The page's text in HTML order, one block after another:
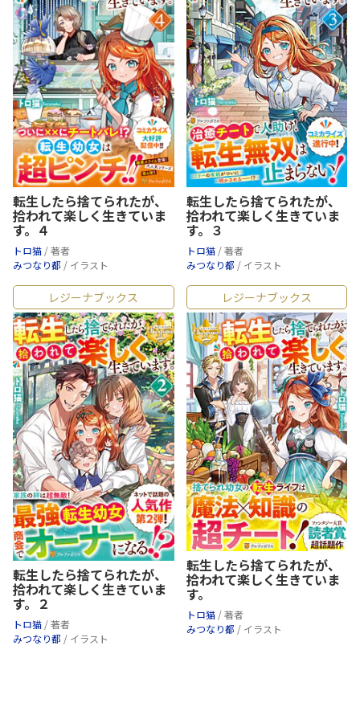
転生したら捨てられたが、
拾われて楽しく生きていま
す。４
トロ猫 / 著者
みつなり都 / イラスト
転生したら捨てられたが、
拾われて楽しく生きていま
す。３
トロ猫 / 著者
みつなり都 / イラスト
レジーナブックス
転生したら捨てられたが、
拾われて楽しく生きていま
す。２
トロ猫 / 著者
みつなり都 / イラスト
レジーナブックス
転生したら捨てられたが、
拾われて楽しく生きていま
す。
トロ猫 / 著者
みつなり都 / イラスト